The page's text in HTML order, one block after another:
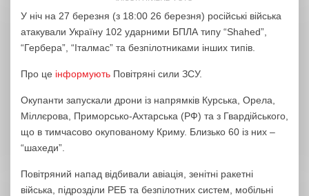
У ніч на 27 березня (з 18:00 26 березня) російські війська
атакували Україну 102 ударними БПЛА типу “Shahed”,
“Гербера”, “Італмас” та безпілотниками інших типів.
Про це інформують Повітряні сили ЗСУ.
Окупанти запускали дрони із напрямків Курська, Орела,
Міллєрова, Приморсько-Ахтарська (РФ) та з Гвардійського,
що в тимчасово окупованому Криму. Близько 60 із них –
“шахеди”.
Повітряний напад відбивали авіація, зенітні ракетні
війська, підрозділи РЕБ та безпілотних систем, мобільні